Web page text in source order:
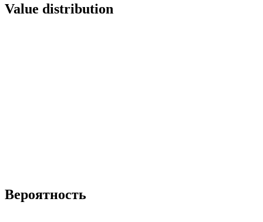
Value distribution
Вероятность